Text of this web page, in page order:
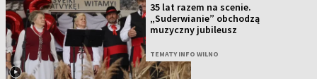
35 lat razem na scenie.
„Suderwianie” obchodzą
muzyczny jubileusz
TEMATY INFO WILNO